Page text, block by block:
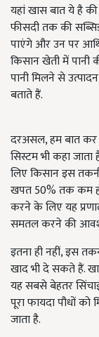
यहां खास बात ये है
फीसदी तक की
पाएंगे और उन पर
किसान खेती में
पानी मिलने से
बताते हैं.
दरअसल, हम बात कर
सिस्टम भी कहा
लिए किसान इस
खपत 50% तक कम
करने के लिए यह
समतल करने की
इतना ही नहीं, इस
खाद भी दे सकते हैं.
यह सबसे बेहतर
पूरा फायदा पौधों
जाता है.